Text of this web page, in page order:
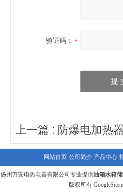
验证码：
上一篇 : 防爆电加热
网站首页 公司简介 产品中心
扬州万安电热电器有限公司专业提供油箱水箱
版权所有